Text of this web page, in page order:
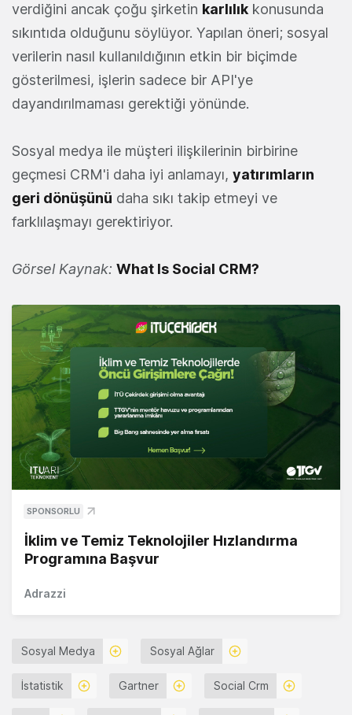
verdiğini ancak çoğu şirketin karlılık konusunda
sıkıntıda olduğunu söylüyor. Yapılan öneri; sosyal
verilerin nasıl kullanıldığının etkin bir biçimde
gösterilmesi, işlerin sadece bir API'ye
dayandırılmaması gerektiği yönünde.
Sosyal medya ile müşteri ilişkilerinin birbirine
geçmesi CRM'i daha iyi anlamayı, yatırımların
geri dönüşünü daha sıkı takip etmeyi ve
farklılaşmayı gerektiriyor.
Görsel Kaynak: What Is Social CRM?
SPONSORLU
İklim ve Temiz Teknolojiler Hızlandırma
Programına Başvur
Adrazzi
Sosyal Medya Sosyal Ağlar
İstatistik Gartner Social Crm